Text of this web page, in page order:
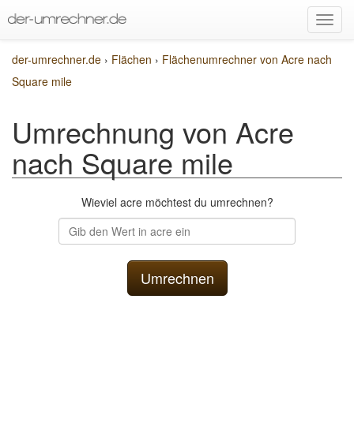
der-umrechner.de › Flächen › Flächenumrechner von Acre nach
Square mile
Umrechnung von Acre
nach Square mile
Wieviel acre möchtest du umrechnen?